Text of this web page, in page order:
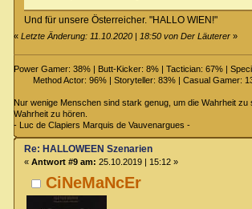
Und für unsere Österreicher. "HALLO WIEN!"
«Letzte Änderung: 11.10.2020 | 18:50 von Der Läuterer »
Power Gamer: 38% | Butt-Kicker: 8% | Tactician: 67% |
Method Actor: 96% | Storyteller: 83% | Casual Gamer:
Nur wenige Menschen sind stark genug, um die Wahrheit zu
Wahrheit zu hören.
- Luc de Clapiers Marquis de Vauvenargues -
CiNeMaNcEr
Re: HALLOWEEN Szenarien
« Antwort #9 am: 25.10.2019 | 15:12 »